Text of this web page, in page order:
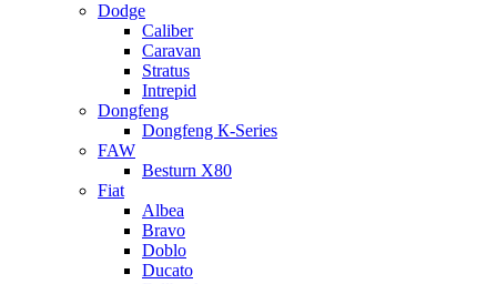
Dodge
Caliber
Caravan
Stratus
Intrepid
Dongfeng
Dongfeng К-Series
FAW
Besturn Х80
Fiat
Albea
Bravo
Doblo
Ducato